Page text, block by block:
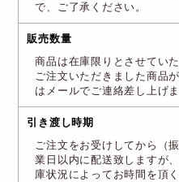
で、ご了承ください。
販売数量
商品は在庫限りとさせていた
ご注文いただきました商品
はメールでご連絡差し上げま
引き渡し時期
ご注文をお受けしてから（
業日以内に配送致しますが
庫状況によってお時間を頂